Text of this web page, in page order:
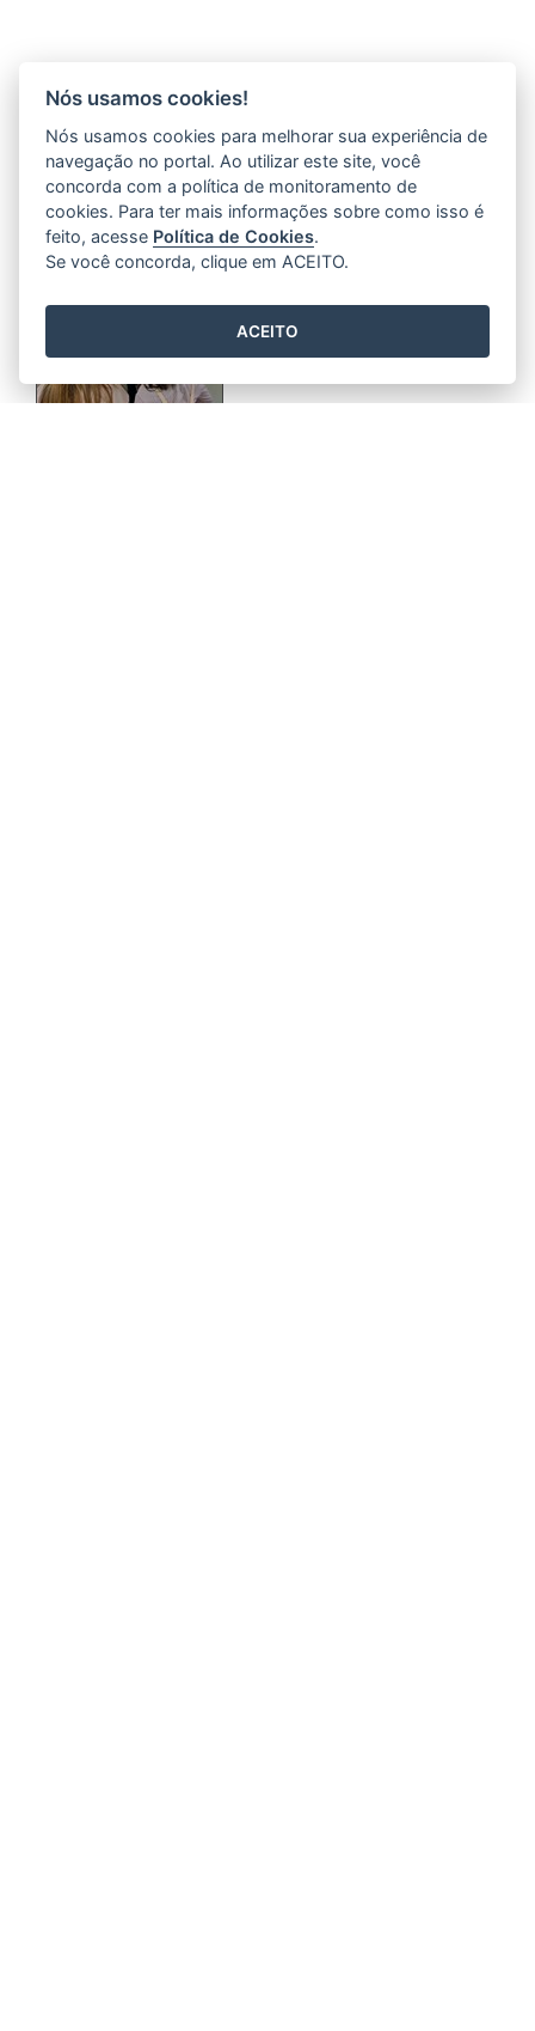
Nós usamos cookies!
Nós usamos cookies para melhorar sua experiência de
navegação no portal. Ao utilizar este site, você
concorda com a política de monitoramento de
cookies. Para ter mais informações sobre como isso é
feito, acesse Política de Cookies.
Se você concorda, clique em ACEITO.
ACEITO